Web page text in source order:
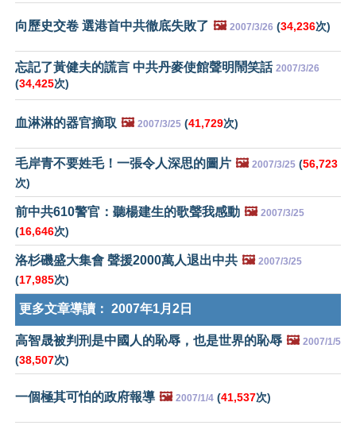
向歷史交卷 選港首中共徹底失敗了 🖼️ 2007/3/26 (34,236次)
忘記了黃健夫的謊言 中共丹麥使館聲明鬧笑話 2007/3/26
(34,425次)
血淋淋的器官摘取 🖼️ 2007/3/25 (41,729次)
毛岸青不要姓毛！一張令人深思的圖片 🖼️ 2007/3/25 (56,723
次)
前中共610警官：聽楊建生的歌聲我感動 🖼️ 2007/3/25
(16,646次)
洛杉磯盛大集會 聲援2000萬人退出中共 🖼️ 2007/3/25
(17,985次)
更多文章導讀： 2007年1月2日
高智晟被判刑是中國人的恥辱，也是世界的恥辱 🖼️ 2007/1/5
(38,507次)
一個極其可怕的政府報導 🖼️ 2007/1/4 (41,537次)